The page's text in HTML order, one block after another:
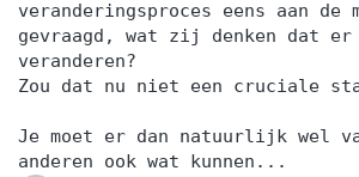
veranderingsproces eens aan de
gevraagd, wat zij denken dat er
veranderen?
Zou dat nu niet een cruciale
Je moet er dan natuurlijk wel
anderen ook wat kunnen...